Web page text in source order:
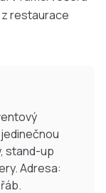
restaurace
stand-up
Adresa: